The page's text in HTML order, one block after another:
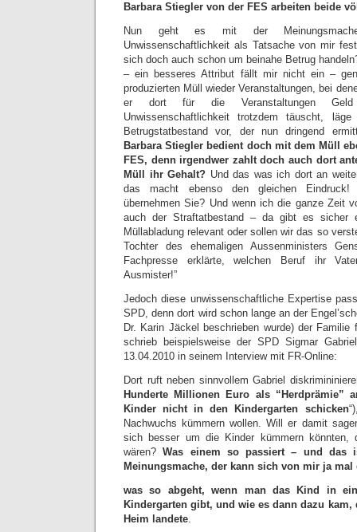
Barbara Stiegler von der FES arbeiten beide
Nun geht es mit der
Unwissenschaftlichkeit als Tatsache von mir
sich doch auch schon um beinahe Betrug
– ein besseres Attribut fällt mir nicht ein –
produzierten Müll wieder Veranstaltungen, bei
er dort für die Veranstaltungen
Unwissenschaftlichkeit trotzdem täuscht,
Betrugstatbestand vor, der nun dringend
Barbara Stiegler bedient doch mit dem Müll
FES, denn irgendwer zahlt doch auch dort
Müll ihr Gehalt? Und das was ich dort an
das macht ebenso den gleichen Eindruck!
übernehmen Sie? Und wenn ich die ganze Zeit
auch der Straftatbestand – da gibt es sicher
Müllabladung relevant oder sollen wir das so
Tochter des ehemaligen Aussenministers
Fachpresse erklärte, welchen Beruf ihr
Ausmister!”
Jedoch diese unwissenschaftliche Expertise
SPD, denn dort wird schon lange an der
Dr. Karin Jäckel beschrieben wurde) der
schrieb beispielsweise der SPD Sigmar
13.04.2010 in seinem Interview mit FR-Online:
Dort ruft neben sinnvollem Gabriel
Hunderte Millionen Euro als “Herdprämie”
Kinder nicht in den Kindergarten schicken
Nachwuchs kümmern wollen. Will er damit
sich besser um die Kinder kümmern könnten,
wären?Was einem so passiert – und das
Meinungsmache, der kann sich von mir ja mal
was so abgeht, wenn man das Kind in
Kindergarten gibt, und wie es dann dazu kam,
Heim landete.